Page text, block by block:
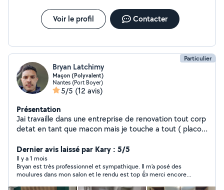
Voir le profil Contacter
Particulier
Bryan Latchimy
Maçon (Polyvalent)
Nantes (Port Boyer)
5/5 (12 avis)
Présentation
Jai travaille dans une entreprise de renovation tout corp
detat en tant que macon mais je touche a tout ( placo,
en week end
Dernier avis laissé par Kary : 5/5
Il y a 1 mois
Bryan est très professionnel et sympathique. Il m’a posé des
moulures dans mon salon et le rendu est top 👍 merci encore